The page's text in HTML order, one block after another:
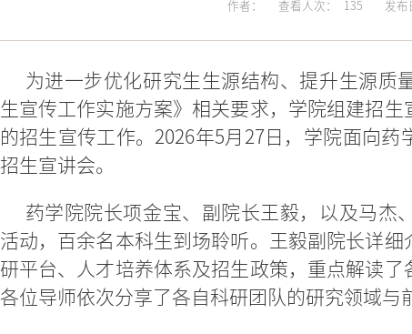
作者： 查看人次： 135 发布
为进一步优化研究生生源结构、提升生源质
生宣传工作实施方案》相关要求，学院组建招
的招生宣传工作。2026年5月27日，学院面向
招生宣讲会。
药学院院长项金宝、副院长王毅，以及马杰
活动，百余名本科生到场聆听。王毅副院长详
研平台、人才培养体系及招生政策，重点解读了
各位导师依次分享了各自科研团队的研究领域与